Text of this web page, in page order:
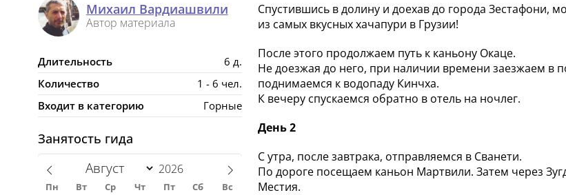
Михаил Вардиашвили
Автор материала
Длительность
6 д.
Количество
1 - 6 чел.
Входит в категорию
Горные
Занятость гида
Пн Вт Ср Чт Пт Сб Вс
Спустившись в долину и доехав до города Зестафони,
из самых вкусных хачапури в Грузии!
После этого продолжаем путь к каньону Окаце.
Не доезжая до него, при наличии времени заезжаем в
поднимаемся к водопаду Кинчха.
К вечеру спускаемся обратно в отель на ночлег.
День 2
С утра, после завтрака, отправляемся в Сванети.
По дороге посещаем каньон Мартвили. Затем через
Местия.